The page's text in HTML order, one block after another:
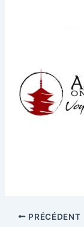
PRÉCÉDENT